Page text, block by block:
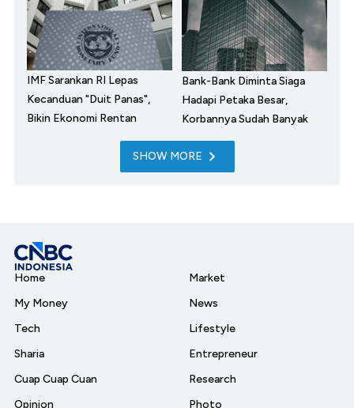
IMF Sarankan RI Lepas
Kecanduan "Duit Panas",
Bikin Ekonomi Rentan
Bank-Bank Diminta Siaga
Hadapi Petaka Besar,
Korbannya Sudah Banyak
SHOW MORE
Home
My Money
Tech
Sharia
Cuap Cuap Cuan
Opinion
Market
News
Lifestyle
Entrepreneur
Research
Photo